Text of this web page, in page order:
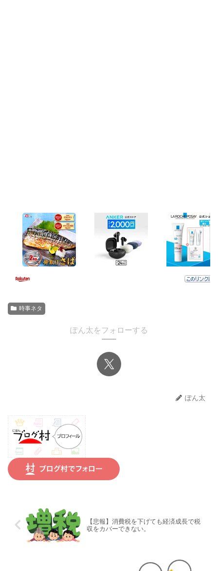
時事ネタ
ぽん太をフォローする
ぽん太
【悲報】消費税を下げても経済成長で税
収をカバーできない。